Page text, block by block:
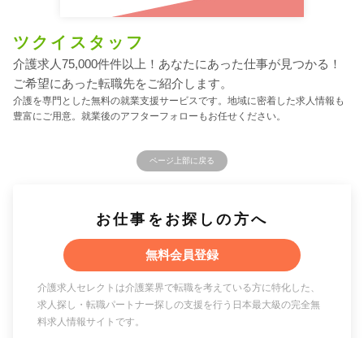
ツクイスタッフ
介護求人75,000件件以上！あなたにあった仕事が見つかる！
ご希望にあった転職先をご紹介します。
介護を専門とした無料の就業支援サービスです。地域に密着した求人情報も
豊富にご用意。就業後のアフターフォローもお任せください。
ページ上部に戻る
お仕事をお探しの方へ
無料会員登録
介護求人セレクトは介護業界で転職を考えている方に特化した、
求人探し・転職パートナー探しの支援を行う日本最大級の完全無
料求人情報サイトです。